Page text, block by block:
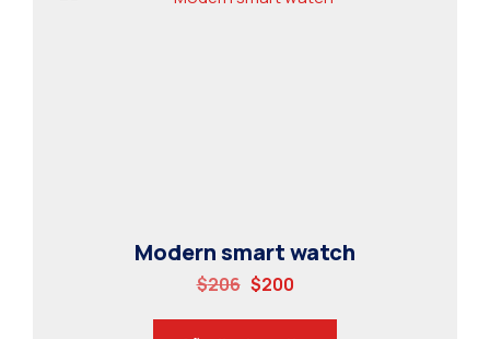
Modern smart watch
$206 $200